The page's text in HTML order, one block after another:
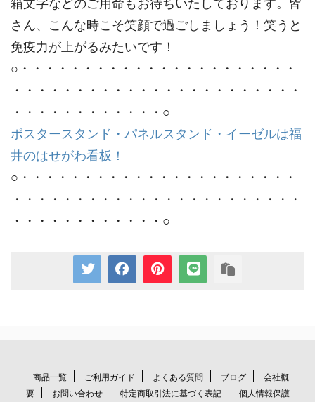
さん、こんな時こそ笑顔で過ごしましょう！笑うと
免疫力が上がるみたいです！
○・・・・・・・・・・・・・・・・・・・・・・
・・・・・・・・・・・・・・・・・・・・・・・
・・・・・・・・・・・・○
ポスタースタンド・パネルスタンド・イーゼルは福
井のはせがわ看板！
○・・・・・・・・・・・・・・・・・・・・・・
・・・・・・・・・・・・・・・・・・・・・・・
・・・・・・・・・・・・○
商品一覧 ご利用ガイド よくある質問 ブログ
会社概
要
お問い合わせ 特定商取引法に基づく表記
個人情報保護